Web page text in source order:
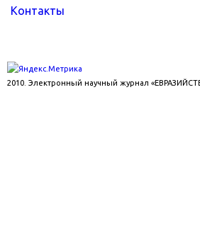
Контакты
2010. Электронный научный журнал